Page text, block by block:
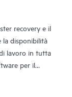
recovery e il
la disponibilità
lavoro in tutta
per il
HPE Zerto